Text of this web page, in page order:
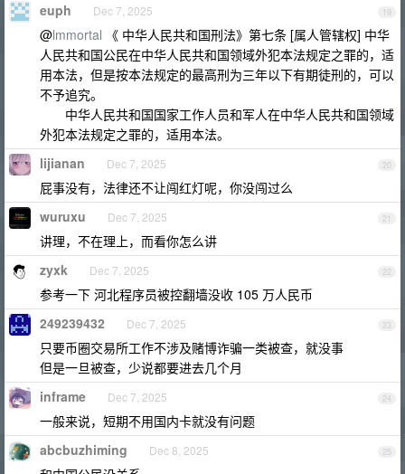
19
euph Dec 7, 2025
@lmmortal 《 中华人民共和国刑法》第七条 [属人管辖权] 中华
人民共和国公民在中华人民共和国领域外犯本法规定之罪的，适
用本法，但是按本法规定的最高刑为三年以下有期徒刑的，可以
不予追究。
中华人民共和国国家工作人员和军人在中华人民共和国领域
外犯本法规定之罪的，适用本法。
20
lijianan Dec 7, 2025
屁事没有，法律还不让闯红灯呢，你没闯过么
21
wuruxu Dec 7, 2025
讲理，不在理上，而看你怎么讲
22
zyxk Dec 7, 2025
参考一下 河北程序员被控翻墙没收 105 万人民币
23
249239432 Dec 7, 2025
只要币圈交易所工作不涉及赌博诈骗一类被查，就没事
但是一旦被查，少说都要进去几个月
24
inframe Dec 7, 2025
一般来说，短期不用国内卡就没有问题
25
abcbuzhiming Dec 8, 2025